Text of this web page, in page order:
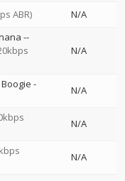
ABR)
N/A
--
N/A
-
N/A
N/A
N/A